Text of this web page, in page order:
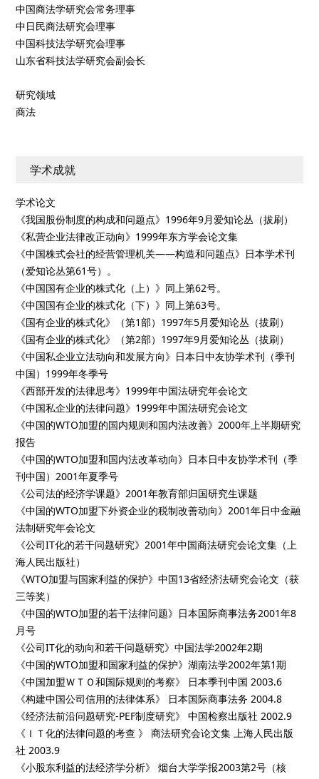
中国商法学研究会常务理事
中日民商法研究会理事
中国科技法学研究会理事
山东省科技法学研究会副会长
研究领域
商法
学术成就
学术论文
《我国股份制度的构成和问题点》1996年9月爱知论丛（拔刷）
《私营企业法律改正动向》1999年东方学会论文集
《中国株式会社的经营管理机关——构造和问题点》日本学术刊
（爱知论丛第61号）。
《中国国有企业的株式化（上）》同上第62号。
《中国国有企业的株式化（下）》同上第63号。
《国有企业的株式化》（第1部）1997年5月爱知论丛（拔刷）
《国有企业的株式化》（第2部）1997年9月爱知论丛（拔刷）
《中国私企业立法动向和发展方向》日本日中友协学术刊（季刊
中国）1999年冬季号
《西部开发的法律思考》1999年中国法研究年会论文
《中国私企业的法律问题》1999年中国法研究会论文
《中国的WTO加盟的国内规则和国内法改善》2000年上半期研究
报告
《中国的WTO加盟和国内法改革动向》日本日中友协学术刊（季
刊中国）2001年夏季号
《公司法的经济学课题》2001年教育部归国研究生课题
《中国的WTO加盟下外资企业的税制改善动向》2001年日中金融
法制研究年会论文
《公司IT化的若干问题研究》2001年中国商法研究会论文集（上
海人民出版社）
《WTO加盟与国家利益的保护》中国13省经济法研究会论文（获
三等奖）
《中国的WTO加盟的若干法律问题》日本国际商事法务2001年8
月号
《公司IT化的动向和若干问题研究》中国法学2002年2期
《中国的WTO加盟和国家利益的保护》湖南法学2002年第1期
《中国加盟ＷＴＯ和国际规则的考察》 日本季刊中国 2003.6
《构建中国公司信用的法律体系》 日本国际商事法务 2004.8
《经济法前沿问题研究-PEF制度研究》 中国检察出版社 2002.9
《ＩＴ化的法律问题的考查 》 商法研究会论文集 上海人民出版
社 2003.9
《小股东利益的法经济学分析》 烟台大学学报2003第2号（核